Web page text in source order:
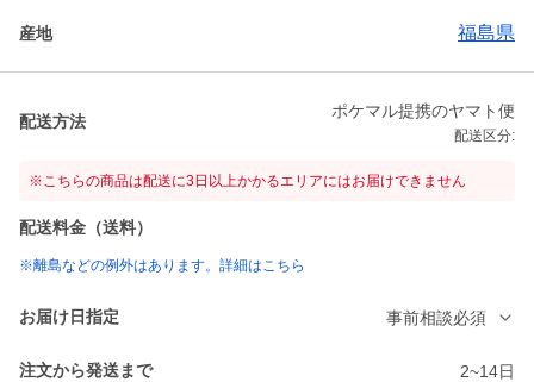
産地 福島県
配送方法
ポケマル提携のヤマト便
配送区分:
※こちらの商品は配送に3日以上かかるエリアにはお届けできません
配送料金（送料）
※離島などの例外はあります。詳細はこちら
お届け日指定 事前相談必須
注文から発送まで 2~14日